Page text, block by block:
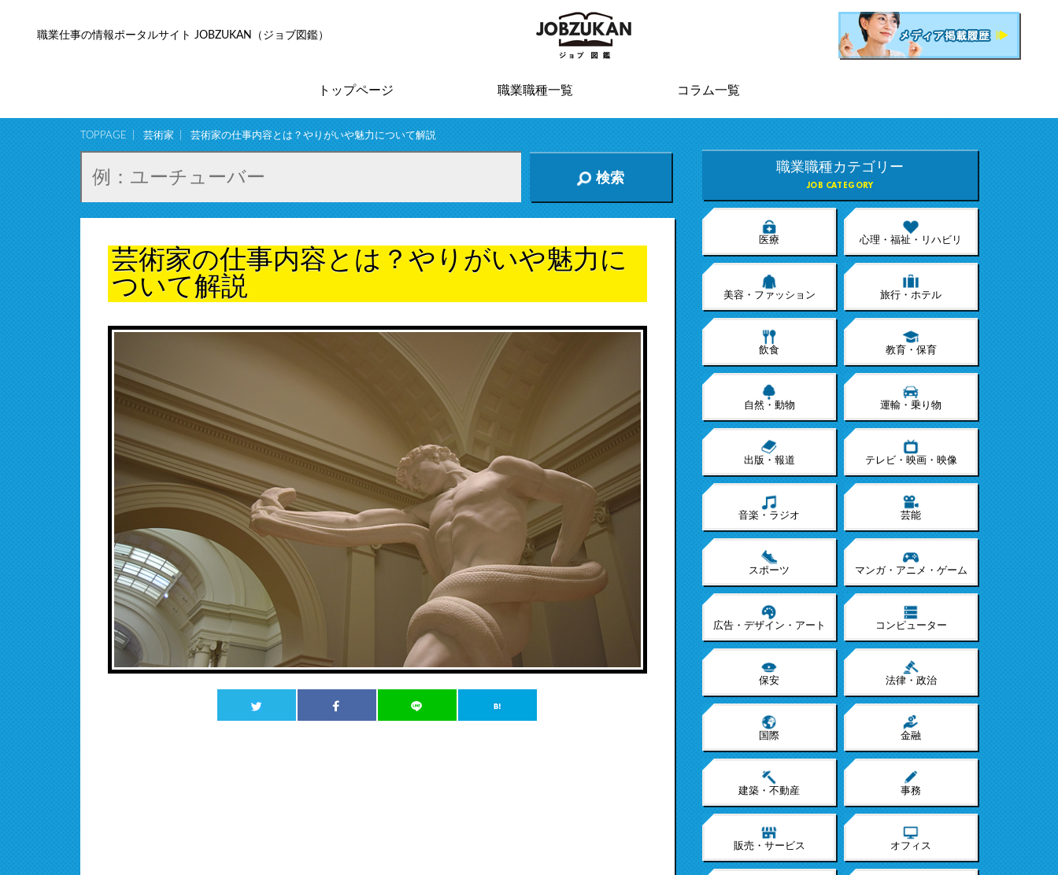
職業仕事の情報ポータルサイト JOBZUKAN（ジョブ図鑑）
トップページ 職業職種一覧 コラム一覧
TOPPAGE 芸術家 芸術家の仕事内容とは？やりがいや魅力について解説
検索
芸術家の仕事内容とは？やりがいや魅力に
ついて解説
職業職種カテゴリー
JOB CATEGORY
医療 心理・福祉・リハビリ
美容・ファッション 旅行・ホテル
飲食 教育・保育
自然・動物 運輸・乗り物
出版・報道 テレビ・映画・映像
音楽・ラジオ 芸能
スポーツ マンガ・アニメ・ゲーム
広告・デザイン・アート コンピューター
保安 法律・政治
国際 金融
建築・不動産 事務
販売・サービス オフィス